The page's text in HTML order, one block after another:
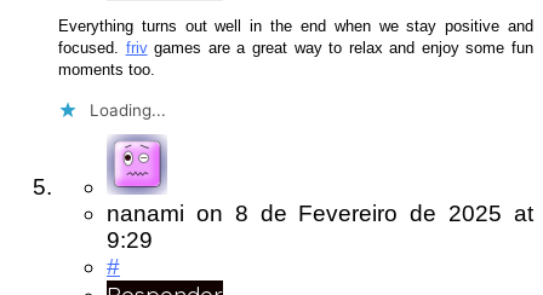
Everything turns out well in the end when we stay positive and
focused. frivgames are a great way to relax and enjoy some fun
moments too.
Loading...
nanami on 8 de Fevereiro de 2025at
9:29
#